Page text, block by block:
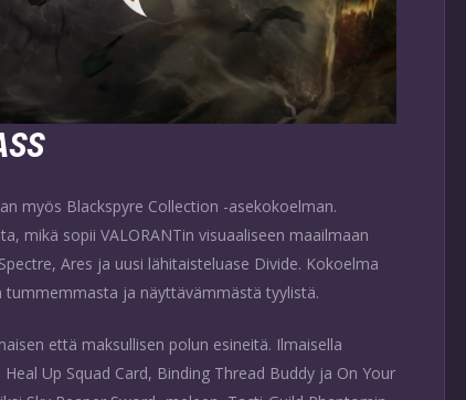
myös Blackspyre Collection -asekokoelman.
mikä sopii VALORANTin visuaaliseen maailmaan
Ares ja uusi lähitaisteluase Divide. Kokoelma
ja näyttävämmästä tyylistä.
että maksullisen polun esineitä. Ilmaisella
Up Squad Card, Binding Thread Buddy ja On Your